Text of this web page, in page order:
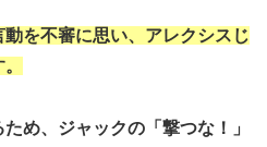
を不審に思い、アレクシスじ
め、ジャックの「撃つな！」